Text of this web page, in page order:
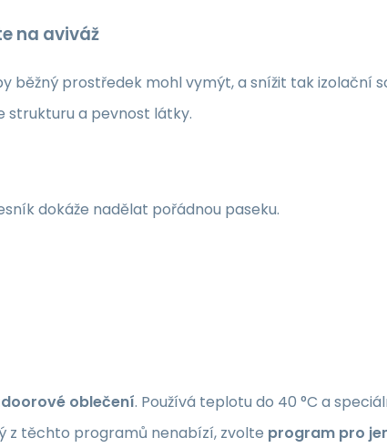
na aviváž
prostředek mohl vymýt, a snížit tak izolační
strukturu a pevnost látky.
dokáže nadělat pořádnou paseku.
oblečení. Používá teplotu do 40 °C a
z těchto programů nenabízí, zvolte program pro